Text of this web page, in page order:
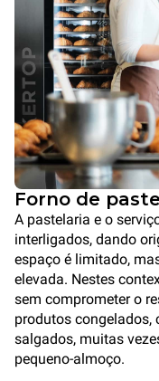
Forno de
A pastelaria e o
interligados, dando
espaço é limitado,
elevada. Nestes
sem comprometer o
produtos congelados,
salgados, muitas
pequeno-almoço.